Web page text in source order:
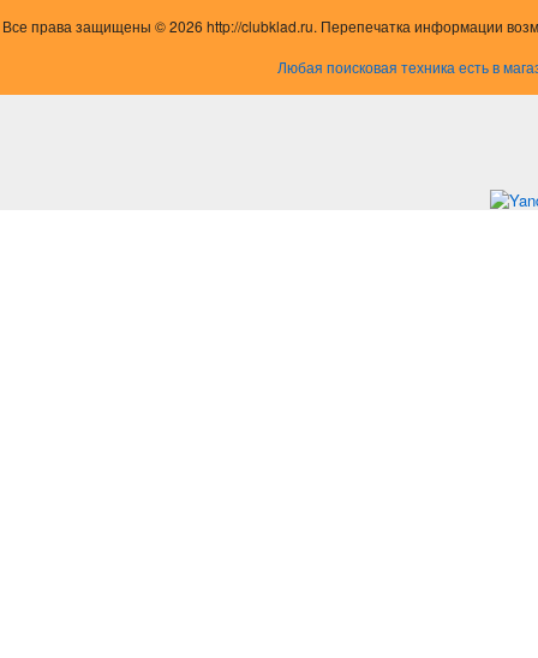
Все права защищены © 2026 http://clubklad.ru. Перепечатка информации
Любая поисковая техника есть в